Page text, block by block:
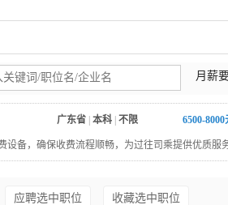
月薪
广东省 本科 不限 6500-8000
设备，确保收费流程顺畅，为过往司乘提供优质服
职责范围内保障道路安全畅通；关注异常事件与紧
应聘选中职位 收藏选中职位